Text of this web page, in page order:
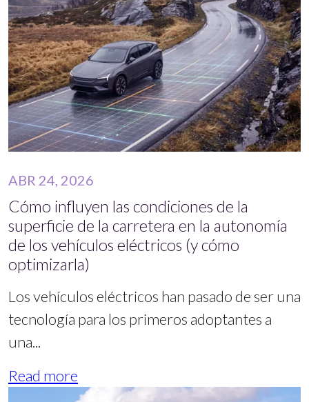
ABR 24, 2026
Cómo influyen las condiciones de la
superficie de la carretera en la autonomía
de los vehículos eléctricos (y cómo
optimizarla)
Los vehículos eléctricos han pasado de ser una
tecnología para los primeros adoptantes a
una...
Read more